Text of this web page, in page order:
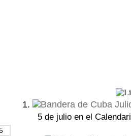
1.
5 de julio en el